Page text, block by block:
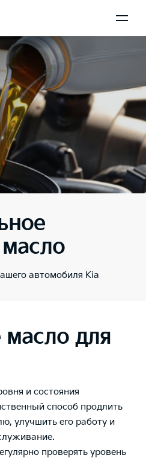
автомобиля Kia
для
и состояния
способ продлить
улучшить его работу и
проверять уровень